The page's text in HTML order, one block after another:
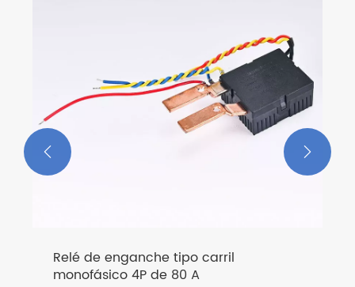
Relé de enganche tipo carril
monofásico 4P de 80 A
 